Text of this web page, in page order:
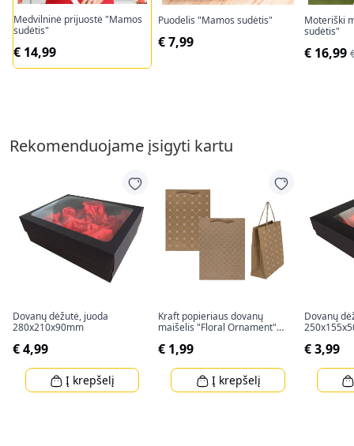
Medvilninė prijuostė "Mamos
sudėtis"
€ 14,99
Puodelis "Mamos sudėtis"
€ 7,99
Moteriški
sudėtis"
€ 16,99
Rekomenduojame įsigyti kartu
Dovanų dėžutė, juoda
280x210x90mm
€ 4,99
Į krepšelį
Kraft popieriaus dovanų
maišelis "Floral Ornament"
€ 1,99
Į krepšelį
Dovanų
€ 3,99